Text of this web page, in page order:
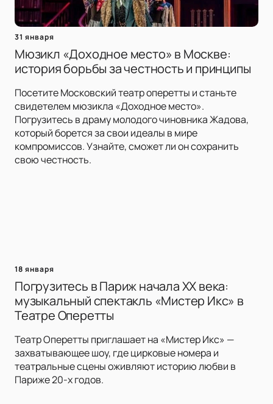
31 января
Мюзикл «Доходное место» в Москве:
история борьбы за честность и принципы
Посетите Московский театр оперетты и станьте
свидетелем мюзикла «Доходное место».
Погрузитесь в драму молодого чиновника Жадова,
который борется за свои идеалы в мире
компромиссов. Узнайте, сможет ли он сохранить
свою честность.
18 января
Погрузитесь в Париж начала XX века:
музыкальный спектакль «Мистер Икс» в
Театре Оперетты
Театр Оперетты приглашает на «Мистер Икс» —
захватывающее шоу, где цирковые номера и
театральные сцены оживляют историю любви в
Париже 20-х годов.